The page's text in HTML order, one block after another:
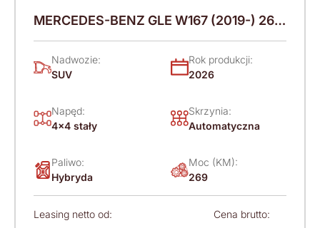
MERCEDES-BENZ GLE W167 (2019-) 269
KM (2026)
Nadwozie:
SUV
Rok produkcji:
2026
Napęd:
4x4 stały
Skrzynia:
Automatyczna
Paliwo:
Hybryda
Moc (KM):
269
Leasing netto od: Cena brutto: